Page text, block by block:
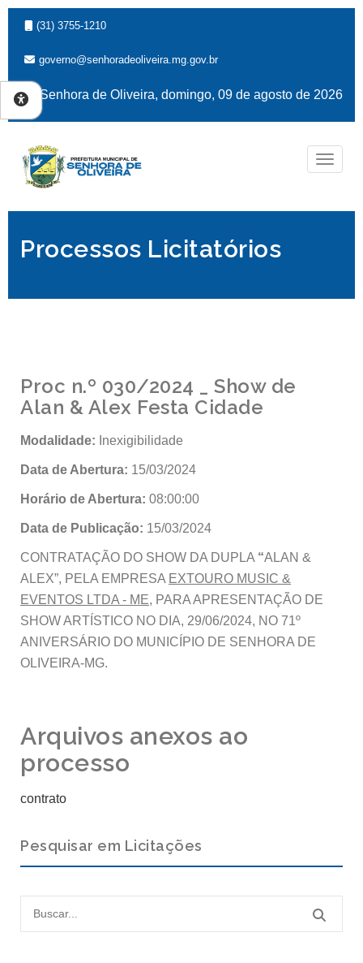
(31) 3755-1210
governo@senhoradeoliveira.mg.gov.br
Senhora de Oliveira, domingo, 09 de agosto de 2026
Processos Licitatórios
Proc n.º 030/2024 _ Show de
Alan & Alex Festa Cidade
Modalidade: Inexigibilidade
Data de Abertura: 15/03/2024
Horário de Abertura: 08:00:00
Data de Publicação: 15/03/2024
CONTRATAÇÃO DO SHOW DA DUPLA “ALAN &
ALEX”, PELA EMPRESA EXTOURO MUSIC &
EVENTOS LTDA - ME, PARA APRESENTAÇÃO DE
SHOW ARTÍSTICO NO DIA, 29/06/2024, NO 71º
ANIVERSÁRIO DO MUNICÍPIO DE SENHORA DE
OLIVEIRA-MG.
Arquivos anexos ao
processo
contrato
Pesquisar em Licitações